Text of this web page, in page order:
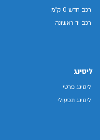
רכב חדש 0 ק"מ
רכב יד ראשונה
ליסינג
ליסינג פרטי
ליסינג תפעולי